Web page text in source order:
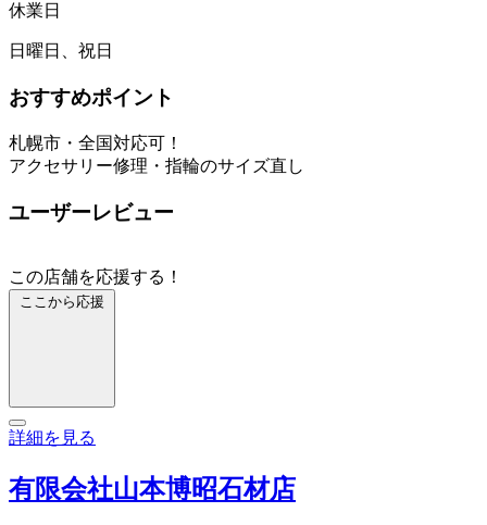
休業日
日曜日、祝日
おすすめポイント
札幌市・全国対応可！
アクセサリー修理・指輪のサイズ直し
ユーザーレビュー
この店舗を応援する！
ここから応援
詳細を見る
有限会社山本博昭石材店